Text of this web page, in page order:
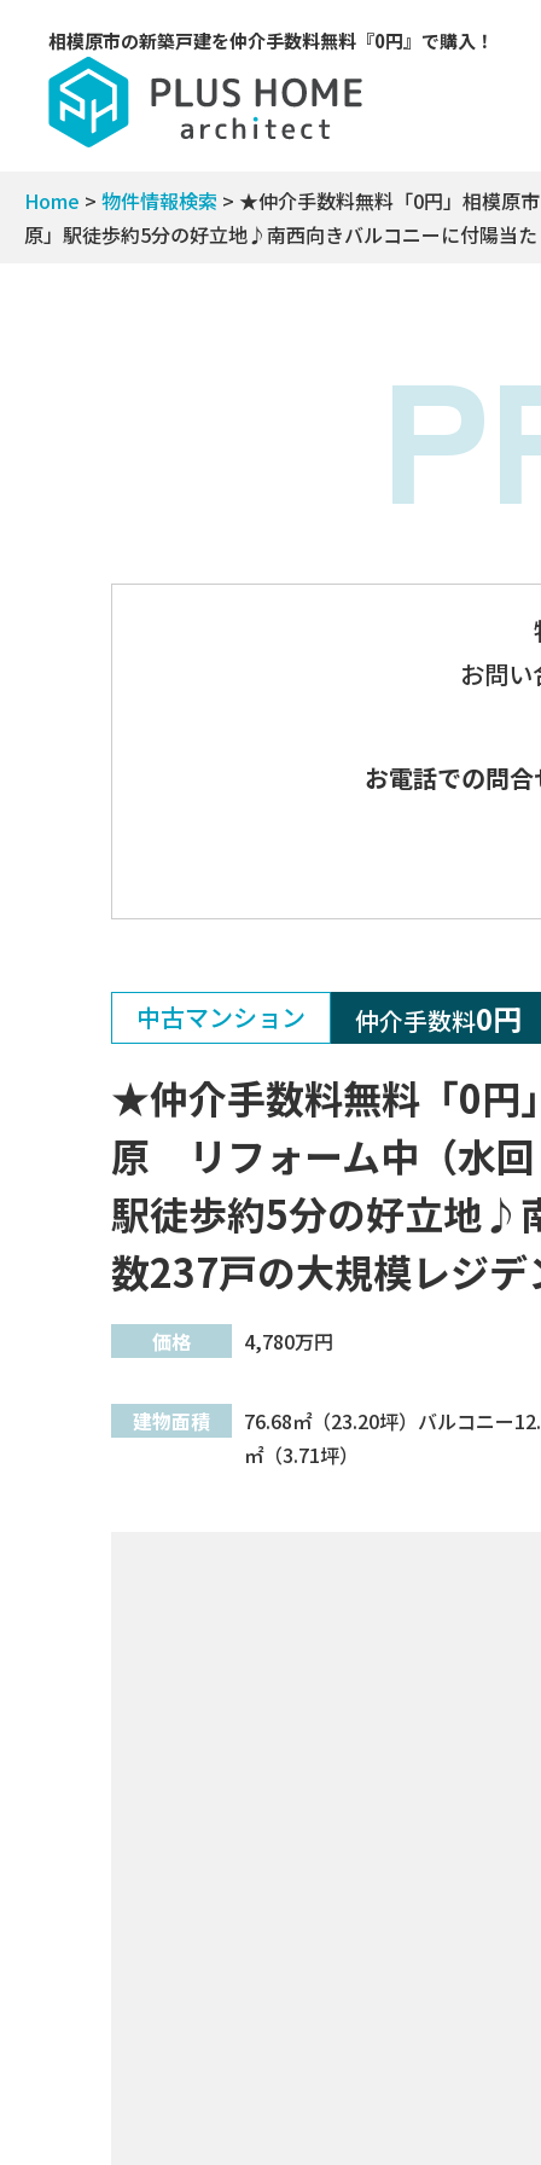
相模原市の新築戸建を仲介手数料無料『0円』で購入！
Home > 物件情報検索 > ★仲介手数料無料「0円」相模原
原」駅徒歩約5分の好立地♪南西向きバルコニーに付陽
お問
お電話での問合
中古マンション 仲介手数料0円
★仲介手数料無料「0円
原 リフォーム中（水回
駅徒歩約5分の好立地♪
数237戸の大規模レジ
価格 4,780万円
建物面積
76.68㎡（23.20坪）バルコニー
㎡（3.71坪）